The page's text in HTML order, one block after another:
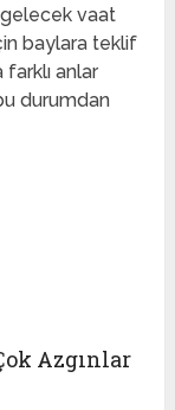
gelecek vaat
baylara teklif
farklı anlar
durumdan
Azgınlar